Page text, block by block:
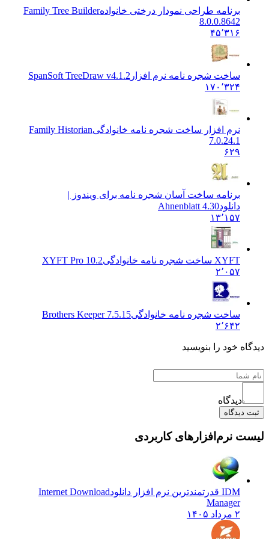
برنامه طراحی نمودار درختی خانواده Family Tree Builder
8.0.0.8642
۴۵٬۳۱۶
ساخت شجره نامه نرم افزارSpanSoft TreeDraw v4.1.2
۱۷۰٬۳۲۴
نرم افزار ساخت شجره نامه خانوادگیFamily Historian
7.0.24.1
برنامه ساخت آسان شجره نامه برای ویندوز |
Ahnenblatt 4.30
۱۳٬۱۵۷
XYFT Pro 10.2
ساخت شجره نامه خانوادگیBrothers Keeper 7.5.15
خود را بنویسید
نرم‌افزارهای کاربردی
Internet Download
Manager